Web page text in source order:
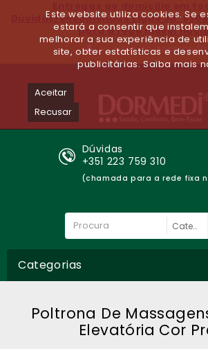
Dúvidas/encomendas Ligue Já:
para a rede móvel
Lista de desejos
Dúvidas
+351 223 759 310
(chamada para a rede fixa
Categorias
Poltrona De
Elevatória Cor
Este website utiliza cookies. Se
estará a consentir que
melhorar a sua experiência de
site, obter estatísticas e
publicitárias. Saiba mais
Aceitar
Recusar